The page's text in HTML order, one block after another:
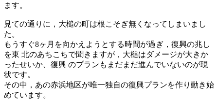
ます。
見ての通りに，大槌の町は根こそぎ無くなってしまいまし
た。
もうすぐ8ヶ月を向かえようとする時間が過ぎ，復興の兆し
を東 北のあちこちで聞きますが，大槌はダメージが大きか
ったせいか、復興 のプランもまだまだ進んでいないのが現
状です。
その中，あの赤浜地区が唯一独自の復興プランを作り動き始
めています。